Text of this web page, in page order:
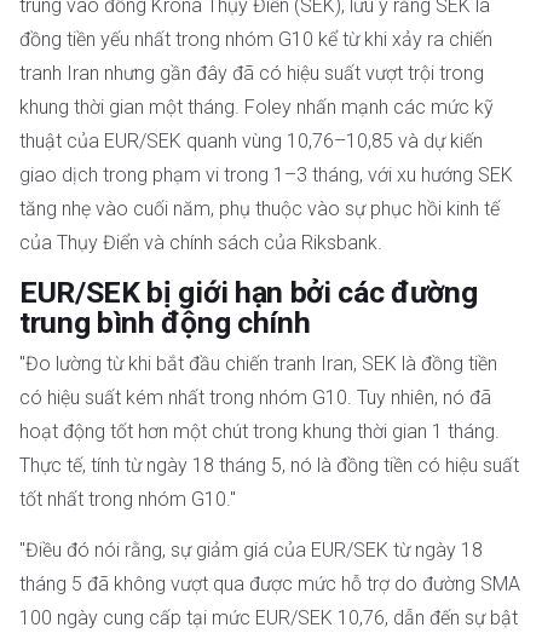
trung vào đồng Krona Thụy Điển (SEK), lưu ý rằng SEK là
đồng tiền yếu nhất trong nhóm G10 kể từ khi xảy ra chiến
tranh Iran nhưng gần đây đã có hiệu suất vượt trội trong
khung thời gian một tháng. Foley nhấn mạnh các mức kỹ
thuật của EUR/SEK quanh vùng 10,76–10,85 và dự kiến
giao dịch trong phạm vi trong 1–3 tháng, với xu hướng SEK
tăng nhẹ vào cuối năm, phụ thuộc vào sự phục hồi kinh tế
của Thụy Điển và chính sách của Riksbank.
EUR/SEK bị giới hạn bởi các đường
trung bình động chính
"Đo lường từ khi bắt đầu chiến tranh Iran, SEK là đồng tiền
có hiệu suất kém nhất trong nhóm G10. Tuy nhiên, nó đã
hoạt động tốt hơn một chút trong khung thời gian 1 tháng.
Thực tế, tính từ ngày 18 tháng 5, nó là đồng tiền có hiệu suất
tốt nhất trong nhóm G10."
"Điều đó nói rằng, sự giảm giá của EUR/SEK từ ngày 18
tháng 5 đã không vượt qua được mức hỗ trợ do đường SMA
100 ngày cung cấp tại mức EUR/SEK 10,76, dẫn đến sự bật